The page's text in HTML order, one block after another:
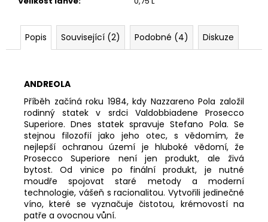
Popis Související (2) Podobné (4) Diskuze
ANDREOLA
Příběh začíná roku 1984, kdy Nazzareno Pola založil
rodinný statek v srdci Valdobbiadene Prosecco
Superiore. Dnes statek spravuje Stefano Pola. Se
stejnou filozofií jako jeho otec, s vědomím, že
nejlepší ochranou území je hluboké vědomí, že
Prosecco Superiore není jen produkt, ale živá
bytost. Od vinice po finální produkt, je nutné
moudře spojovat staré metody a moderní
technologie, vášeň s racionalitou.Vytvořili jedinečné
víno, které se vyznačuje čistotou, krémovostí na
patře a ovocnou vůní.
322
Kč